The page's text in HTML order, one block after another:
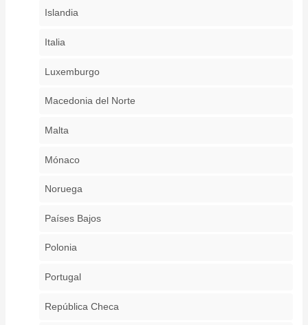
Islandia
Italia
Luxemburgo
Macedonia del Norte
Malta
Mónaco
Noruega
Países Bajos
Polonia
Portugal
República Checa